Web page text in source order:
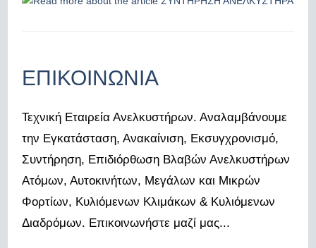
ΕΠΙΚΟΙΝΩΝΙΑ
Τεχνική Εταιρεία Ανελκυστήρων. Αναλαμβάνουμε
την Εγκατάσταση, Ανακαίνιση, Εκσυγχρονισμό,
Συντήρηση, Επιδιόρθωση Βλαβών Ανελκυστήρων
Ατόμων, Αυτοκινήτων, Μεγάλων και Μικρών
Φορτίων, Κυλιόμενων Κλιμάκων & Κυλιόμενων
Διαδρόμων. Επικοινωνήστε μαζί μας...